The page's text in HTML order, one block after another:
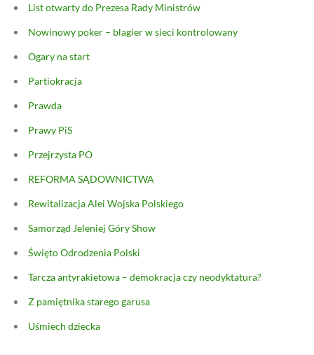
List otwarty do Prezesa Rady Ministrów
Nowinowy poker – blagier w sieci kontrolowany
Ogary na start
Partiokracja
Prawda
Prawy PiS
Przejrzysta PO
REFORMA SĄDOWNICTWA
Rewitalizacja Alei Wojska Polskiego
Samorząd Jeleniej Góry Show
Święto Odrodzenia Polski
Tarcza antyrakietowa – demokracja czy neodyktatura?
Z pamiętnika starego garusa
Uśmiech dziecka